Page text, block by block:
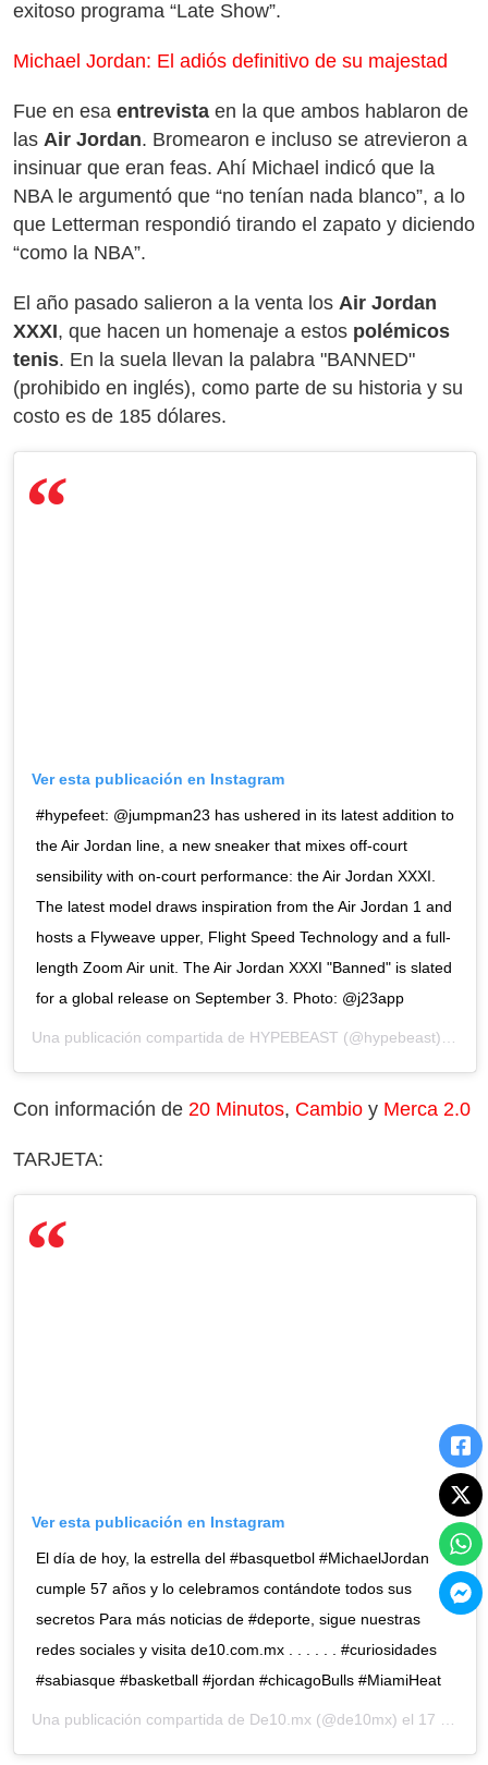
exitoso programa “Late Show”.
Michael Jordan: El adiós definitivo de su majestad
Fue en esa entrevista en la que ambos hablaron de
las Air Jordan. Bromearon e incluso se atrevieron a
insinuar que eran feas. Ahí Michael indicó que la
NBA le argumentó que “no tenían nada blanco”, a lo
que Letterman respondió tirando el zapato y diciendo
“como la NBA”.
El año pasado salieron a la venta los Air Jordan
XXXI, que hacen un homenaje a estos polémicos
tenis. En la suela llevan la palabra "BANNED"
(prohibido en inglés), como parte de su historia y su
costo es de 185 dólares.
Ver esta publicación en Instagram
#hypefeet: @jumpman23 has ushered in its latest addition to
the Air Jordan line, a new sneaker that mixes off-court
sensibility with on-court performance: the Air Jordan XXXI.
The latest model draws inspiration from the Air Jordan 1 and
hosts a Flyweave upper, Flight Speed Technology and a full-
length Zoom Air unit. The Air Jordan XXXI "Banned" is slated
for a global release on September 3. Photo: @j23app
Una publicación compartida de HYPEBEAST (@hypebeast) el 21 Jul, 2016 a las 8:01 PDT
Con información de 20 Minutos, Cambio y Merca 2.0
TARJETA:
Ver esta publicación en Instagram
El día de hoy, la estrella del #basquetbol #MichaelJordan
cumple 57 años y lo celebramos contándote todos sus
secretos Para más noticias de #deporte, sigue nuestras
redes sociales y visita de10.com.mx . . . . . . #curiosidades
#sabiasque #basketball #jordan #chicagoBulls #MiamiHeat
Una publicación compartida de De10.mx (@de10mx) el 17 Feb, 2020 a las 10:44 PST